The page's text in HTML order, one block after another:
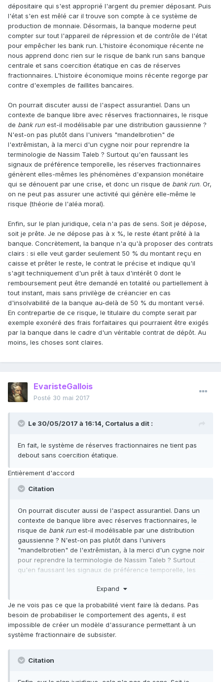
dépositaire qui s'est approprié l'argent du premier déposant. Puis
l'état s'en est mêlé car il trouve son compte à ce système de
production de monnaie. Désormais, la banque moderne peut
compter sur tout l'appareil de répression et de contrôle de l'état
pour empêcher les bank run. L'histoire économique récente ne
nous apprend donc rien sur le risque de bank run sans banque
centrale et sans coercition étatique en cas de réserves
fractionnaires. L'histoire économique moins récente regorge par
contre d'exemples de faillites bancaires.
On pourrait discuter aussi de l'aspect assurantiel. Dans un
contexte de banque libre avec réserves fractionnaires, le risque
de bank run est-il modélisable par une distribution gaussienne ?
N'est-on pas plutôt dans l'univers "mandelbrotien" de
l'extrêmistan, à la merci d'un cygne noir pour reprendre la
terminologie de Nassim Taleb ? Surtout qu'en faussant les
signaux de préférence temporelle, les réserves fractionnaires
génèrent elles-mêmes les phénomènes d'expansion monétaire
qui se dénouent par une crise, et donc un risque de bank run. Or,
on ne peut pas assurer une activité qui génère elle-même le
risque (théorie de l'aléa moral).
Enfin, sur le plan juridique, cela n'a pas de sens. Soit je dépose,
soit je prête. Je ne dépose pas à x %, le reste étant prêté à la
banque. Concrètement, la banque n'a qu'à proposer des contrats
clairs : si elle veut garder seulement 50 % du montant reçu en
caisse et prêter le reste, le contrat le précise et indique qu'il
s'agit techniquement d'un prêt à taux d'intérêt 0 dont le
remboursement peut être demandé en totalité ou partiellement à
tout instant, mais sans privilège de créancier en cas
d'insolvabilité de la banque au-delà de 50 % du montant versé.
En contrepartie de ce risque, le titulaire du compte serait par
exemple exonéré des frais forfaitaires qui pourraient être exigés
par la banque dans le cadre d'un véritable contrat de dépôt. Au
moins, les choses sont claires.
EvaristeGallois
Posté 30 mai 2017
Le 30/05/2017 à 16:14, Cortalus a dit :
En fait, le système de réserves fractionnaires ne tient pas
debout sans coercition étatique.
Entièrement d'accord
Citation
On pourrait discuter aussi de l'aspect assurantiel. Dans un
contexte de banque libre avec réserves fractionnaires, le
risque de bank run est-il modélisable par une distribution
gaussienne ? N'est-on pas plutôt dans l'univers
"mandelbrotien" de l'extrêmistan, à la merci d'un cygne noir
pour reprendre la terminologie de Nassim Taleb ? Surtout
qu'en faussant les signaux de préférence temporelle, les
phénomènes d'expansion monétaire qui se dénouent par
pas assurer une activité qui génère elle-même le risque
(théorie de l'aléa moral).
Expand
Je ne vois pas ce que la probabilité vient faire là dedans. Pas
besoin de probabiliser le comportement des agents, il est
impossible de créer un modèle d'assurance permettant à un
système fractionnaire de subsister.
Citation